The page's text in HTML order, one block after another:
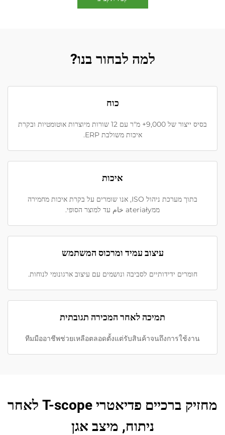
למה לבחור בנו?
כוח
בסיס ייצור של 9,000+ מ"ר עם 12 שורות מיוצרות אוטומטיות ובקרת
איכות משולבת ERP.
איכות
בתוך מערכת ניהול ISO, אנו שומרים על בקרת איכות מחמירה
ממateriały خام עד למוצר הסופי.
עיצוב עמיד ומרכוס המשתמש
חומרים ידידותיים לסביבה ונושמים עם עיצוב ארגונומי לנוחות.
תמיכה לאחר המכירה תגובתית
ทีมมืออาชีพช่วยเหลือตลอดตั้งแต่รับสินค้าจนถึงการใช้งาน
מחזיק ברכיים פדיאטרי T-scope לאחר
ניתוח, מיצב אגן